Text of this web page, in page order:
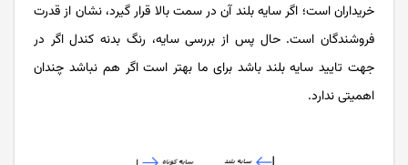
خریداران است؛ اگر سایه بلند آن در سمت بالا قرار گیرد، نشان از قدرت
فروشندگان است. حال پس از بررسی سایه، رنگ بدنه کندل اگر در
جهت تایید سایه بلند باشد برای ما بهتر است اگر هم نباشد چندان
اهمیتی ندارد.